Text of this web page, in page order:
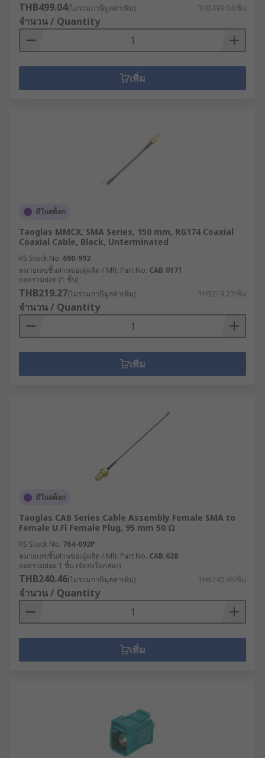
THB499.04(ไม่รวมภาษีมูลค่าเพิ่ม) THB499.04/ชิ้น
จำนวน / Quantity
เพิ่ม
มีในสต็อก
Taoglas MMCX, SMA Series, 150 mm, RG174 Coaxial
Coaxial Cable, Black, Unterminated
RS Stock No. 690-992
หมายเลขชิ้นส่วนของผู้ผลิต / Mfr. Part No. CAB.0171
ยอดรวมย่อย (1 ชิ้น)
THB219.27(ไม่รวมภาษีมูลค่าเพิ่ม) THB219.27/ชิ้น
จำนวน / Quantity
เพิ่ม
มีในสต็อก
Taoglas CAB Series Cable Assembly Female SMA to
Female U.Fl Female Plug, 95 mm 50 Ω
RS Stock No. 764-092P
หมายเลขชิ้นส่วนของผู้ผลิต / Mfr. Part No. CAB.628
ยอดรวมย่อย 1 ชิ้น (จัดส่งในกล่อง)
THB240.46(ไม่รวมภาษีมูลค่าเพิ่ม) THB240.46/ชิ้น
จำนวน / Quantity
เพิ่ม